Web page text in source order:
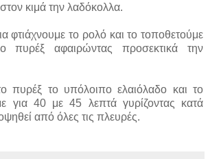
κιμά την λαδόκολλα.
φτιάχνουμε το ρολό και το τοποθετούμε
πυρέξ αφαιρώντας προσεκτικά την
πυρέξ το υπόλοιπο ελαιόλαδο και το
για 40 με 45 λεπτά γυρίζοντας κατά
από όλες τις πλευρές.